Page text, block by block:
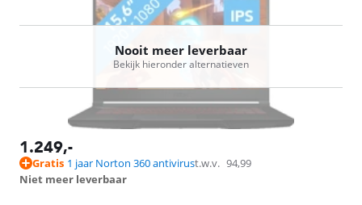
Nooit meer leverbaar
Bekijk hieronder alternatieven
1.249,-
Gratis 1 jaar Norton 360 antivirust.w.v. 94,99
Niet meer leverbaar